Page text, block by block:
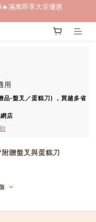
滿萬即享大宗優惠
滿萬即享大宗優惠
拍印電子喜帖」💖
用
品-盤叉／蛋糕刀) ，買越多省
網店
附贈盤叉與蛋糕刀